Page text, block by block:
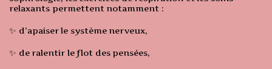
relaxants permettent notamment :
✨ d’apaiser le système nerveux,
✨ de ralentir le flot des pensées,